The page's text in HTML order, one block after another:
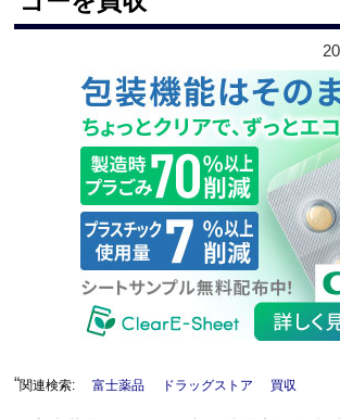
“関連検索: 富士薬品 ドラッグストア 買収